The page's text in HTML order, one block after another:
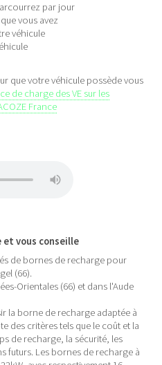
par jour
vous avez
véhicule
que votre véhicule possède vous
de charge des VE sur les
France
et vous conseille
de bornes de recharge pour
(66).
Orientales (66) et dans l'Aude
la borne de recharge adaptée à
des critères tels que le coût et la
de recharge, la sécurité, les
futurs. Les bornes de recharge à